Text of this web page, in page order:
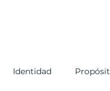
Identidad